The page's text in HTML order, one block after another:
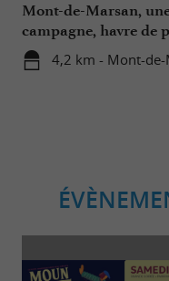
Mont-de-Marsan,
campagne, havre de
Landes
4,2 km - Mont-de-